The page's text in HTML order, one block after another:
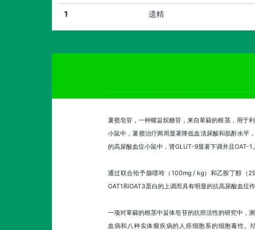
1 遗精
薯蓣皂苷，一种螺甾烷糖苷，来自萆薢的根茎，用于
小鼠中，薯蓣治疗两周显著降低血清尿酸和肌酐水平
的高尿酸血症小鼠中，肾GLUT-9显著下调并且OAT-
通过联合给予腺嘌呤（100mg / kg）和乙胺丁醇（
OAT1和OAT3蛋白的上调而具有明显的抗高尿酸血症作
一项对萆薢的根茎中甾体皂苷的抗癌活性的研究中
血病和八种实体瘤疾病的人癌细胞系的细胞毒性